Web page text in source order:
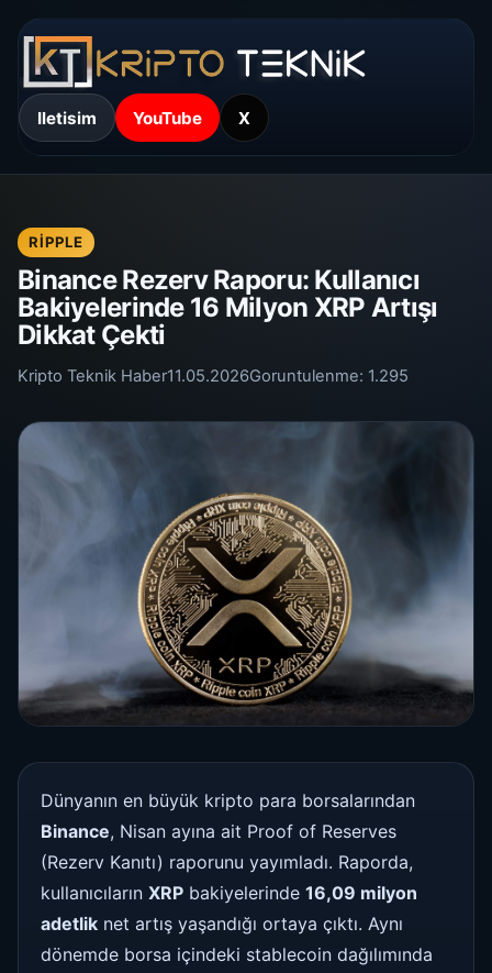
Iletisim YouTube X
RIPPLE
Binance Rezerv Raporu: Kullanıcı
Bakiyelerinde 16 Milyon XRP Artışı
Dikkat Çekti
Kripto Teknik Haber11.05.2026Goruntulenme: 1.295
Dünyanın en büyük kripto para borsalarından
Binance, Nisan ayına ait Proof of Reserves
(Rezerv Kanıtı) raporunu yayımladı. Raporda,
kullanıcıların XRP bakiyelerinde 16,09 milyon
adetlik net artış yaşandığı ortaya çıktı. Aynı
dönemde borsa içindeki stablecoin dağılımında